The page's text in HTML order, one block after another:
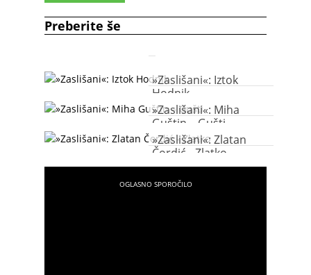
Preberite še
»Zaslišani«: Iztok
Hodnik
»Zaslišani«: Miha
Guštin – Gušti
»Zaslišani«: Zlatan
Čordić - Zlatko